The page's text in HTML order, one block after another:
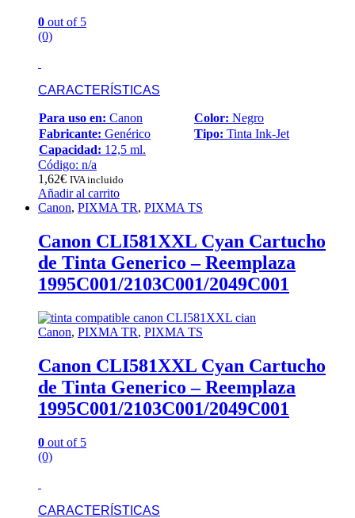
0 out of 5
(0)
CARACTERÍSTICAS
Para uso en: Canon Color: Negro
Fabricante: Genérico Tipo: Tinta Ink-Jet
Capacidad: 12,5 ml.
Código: n/a
1,62€ IVA incluido
Añadir al carrito
Canon, PIXMA TR, PIXMA TS
Canon CLI581XXL Cyan Cartucho
de Tinta Generico – Reemplaza
1995C001/2103C001/2049C001
Canon, PIXMA TR, PIXMA TS
Canon CLI581XXL Cyan Cartucho
de Tinta Generico – Reemplaza
1995C001/2103C001/2049C001
0 out of 5
(0)
CARACTERÍSTICAS